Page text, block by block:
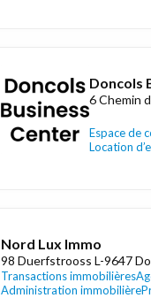
Doncols
6 Chemin
Espace de
Location
Nord Lux Immo
98 Duerfstrooss L-9647
Transactions immobilières
Administration immobilière